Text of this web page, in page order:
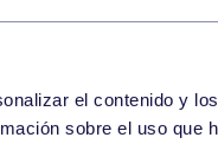
el contenido y
sobre el uso que